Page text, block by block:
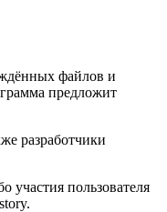
файлов и
предложит
разработчики
участия пользователя